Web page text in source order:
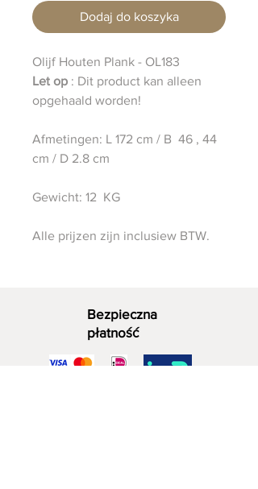
Dodaj do koszyka
Olijf Houten Plank - OL183
Let op : Dit product kan alleen
opgehaald worden!
Afmetingen: L 172 cm / B 46 , 44
cm / D 2.8 cm
Gewicht: 12 KG
Alle prijzen zijn inclusiew BTW.
Bezpieczna
płatność